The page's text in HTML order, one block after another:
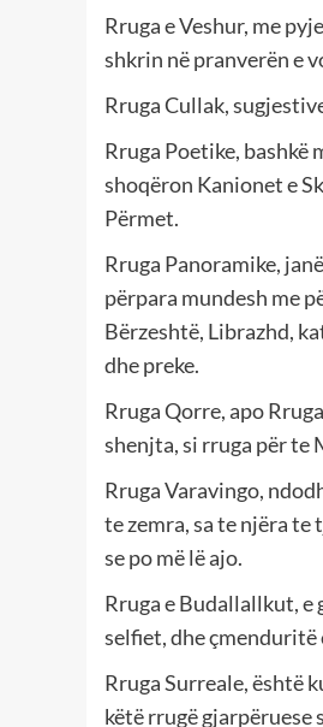
Rruga e Veshur, me
shkrin në pranverën e
Rruga Cullak,
Rruga Poetike,
shoqëron Kanionet e
Përmet.
Rruga Panoramike,
përpara mundesh me
Bërzeshtë, Librazhd,
dhe preke.
Rruga Qorre, apo
shenjta, si rruga për te
Rruga Varavingo,
te zemra, sa te njëra te
se po më lë ajo.
Rruga e Budallallkut,
selfiet, dhe çmenduritë
Rruga Surreale, është
këtë rrugë gjarpëruese